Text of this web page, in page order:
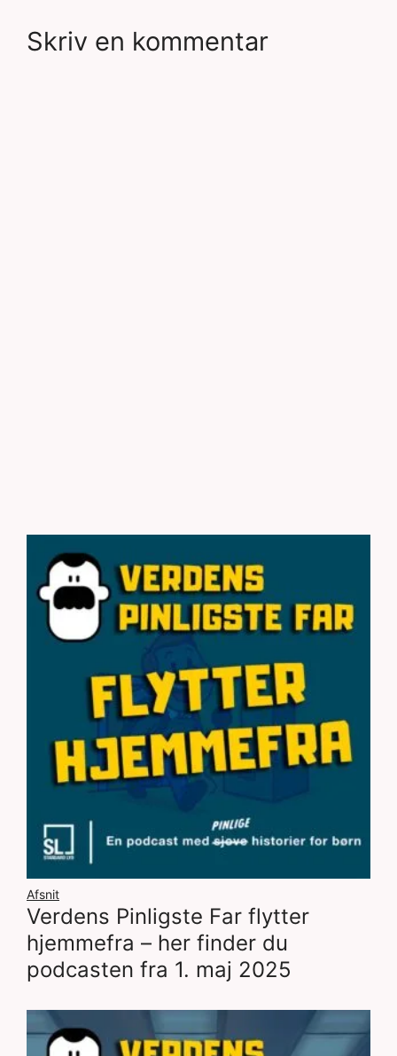
Skriv en kommentar
Afsnit
Verdens Pinligste Far flytter
hjemmefra – her finder du
podcasten fra 1. maj 2025